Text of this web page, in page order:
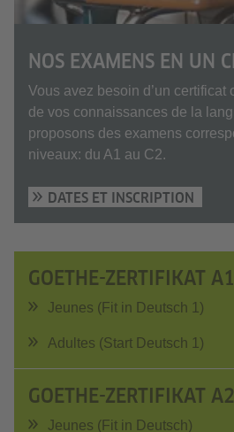
NOS EXAMENS EN UN
Vous avez besoin d’un certificat
de vos connaissances de la
proposons des examens
niveaux: du A1 au C2.
DATES ET INSCRIPTION
GOETHE-ZERTIFIKAT A1
Jeunes (Fit in Deutsch 1)
Adultes (Start Deutsch 1)
GOETHE-ZERTIFIKAT A2
Jeunes (Fit in Deutsch)